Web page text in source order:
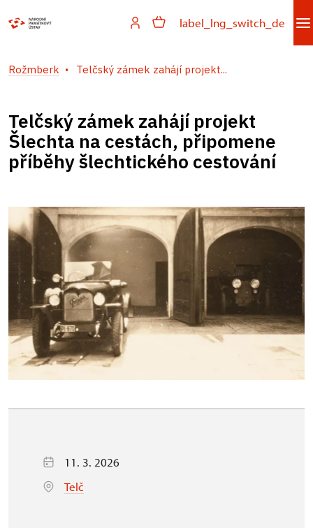
label_lng_switch_de
Rožmberk Telčský zámek zahájí projekt...
Telčský zámek zahájí projekt
Šlechta na cestách, připomene
příběhy šlechtického cestování
11. 3. 2026
Telč